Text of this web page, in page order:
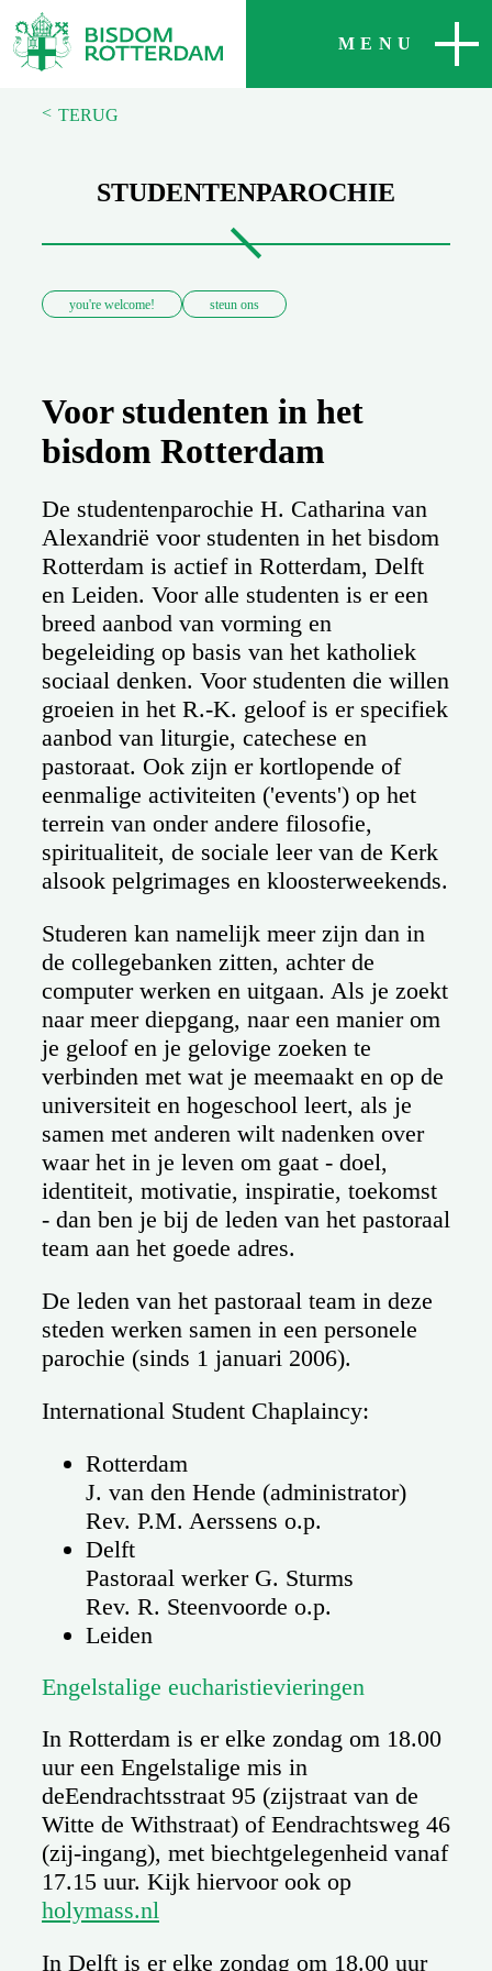
MENU
SLUITEN
< TERUG
STUDENTENPAROCHIE
you're welcome! steun ons
Voor studenten in het
bisdom Rotterdam
De studentenparochie H. Catharina van
Alexandrië voor studenten in het bisdom
Rotterdam is actief in Rotterdam, Delft
en Leiden. Voor alle studenten is er een
breed aanbod van vorming en
begeleiding op basis van het katholiek
sociaal denken. Voor studenten die willen
groeien in het R.-K. geloof is er specifiek
aanbod van liturgie, catechese en
pastoraat. Ook zijn er kortlopende of
eenmalige activiteiten ('events') op het
terrein van onder andere filosofie,
spiritualiteit, de sociale leer van de Kerk
alsook pelgrimages en kloosterweekends.
Studeren kan namelijk meer zijn dan in
de collegebanken zitten, achter de
computer werken en uitgaan. Als je zoekt
naar meer diepgang, naar een manier om
je geloof en je gelovige zoeken te
verbinden met wat je meemaakt en op de
universiteit en hogeschool leert, als je
samen met anderen wilt nadenken over
waar het in je leven om gaat - doel,
identiteit, motivatie, inspiratie, toekomst
- dan ben je bij de leden van het pastoraal
team aan het goede adres.
De leden van het pastoraal team in deze
steden werken samen in een personele
parochie (sinds 1 januari 2006).
International Student Chaplaincy:
Rotterdam
J. van den Hende (administrator)
Rev. P.M. Aerssens o.p.
Delft
Pastoraal werker G. Sturms
Rev. R. Steenvoorde o.p.
Leiden
Engelstalige eucharistievieringen
In Rotterdam is er elke zondag om 18.00
uur een Engelstalige mis in
deEendrachtsstraat 95 (zijstraat van de
Witte de Withstraat) of Eendrachtsweg 46
(zij-ingang), met biechtgelegenheid vanaf
17.15 uur. Kijk hiervoor ook op
holymass.nl
In Delft is er elke zondag om 18.00 uur